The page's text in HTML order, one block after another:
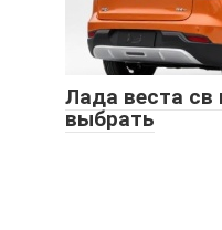
Лада веста св
выбрать